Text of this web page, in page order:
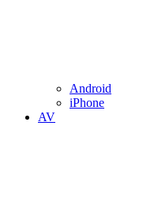
Android
iPhone
AV